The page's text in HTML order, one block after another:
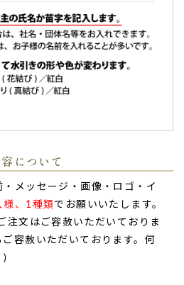
ライズで、同僚もとても喜ん
祝還暦 バウムクーヘン(1個入り)
早く、親父も喜んでおりまし
について
メッセージ・画像・ロゴ・イ
様、1種類 でお願いいたします。
注文はご容赦いただいておりま
容赦いただいております。何
)